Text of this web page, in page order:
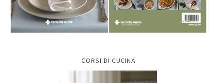
CORSI DI CUCINA